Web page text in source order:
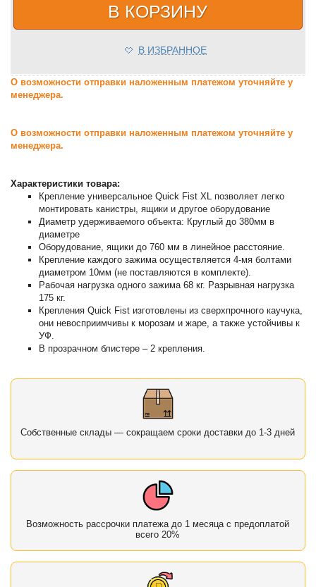
В КОРЗИНУ
В ИЗБРАННОЕ
О возможности отправки наложенным платежом уточняйте у
менеджера.
О возможности отправки наложенным платежом уточняйте у
менеджера.
Характеристики товара:
Крепление универсальное Quick Fist XL позволяет легко
монтировать канистры, ящики и другое оборудование
Диаметр удерживаемого объекта: Круглый до 380мм в
диаметре
Оборудование, ящики до 760 мм в линейное расстояние.
Крепление каждого зажима осуществляется 4-мя болтами
диаметром 10мм (не поставляются в комплекте).
Рабочая нагрузка одного зажима 68 кг. Разрывная нагрузка
175 кг.
Крепления Quick Fist изготовлены из сверхпрочного каучука,
они невосприимчивы к морозам и жаре, а также устойчивы к
УФ.
В прозрачном блистере – 2 крепления.
Собственные склады — сокращаем сроки доставки до 1-3 дней
Возможность рассрочки платежа до 1 месяца с предоплатой
всего 20%